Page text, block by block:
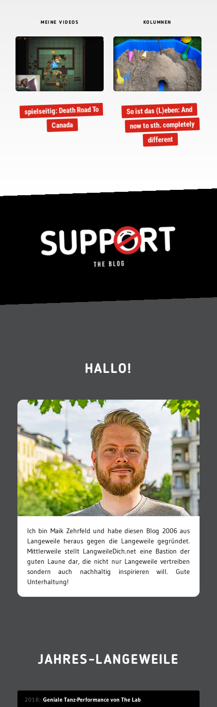
MEINE VIDEOS
spielseitig: Death Road To
Canada
KOLUMNEN
So ist das (L)eben: And
now to sth. completely
different
HALLO!
Ich bin Maik Zehrfeld und habe diesen Blog 2006 aus
Langeweile heraus gegen die Langeweile gegründet.
Mittlerweile stellt LangweileDich.net eine Bastion der
guten Laune dar, die nicht nur Langeweile vertreiben
sondern auch nachhaltig inspirieren will. Gute
Unterhaltung!
JAHRES-LANGEWEILE
2018 Geniale Tanz-Performance von The Lab